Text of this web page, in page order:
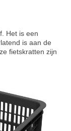
Het is een
is aan de
fietskratten zijn